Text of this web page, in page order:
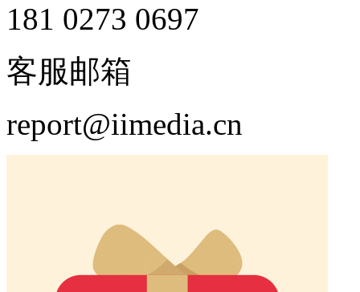
181 0273 0697
客服邮箱
report@iimedia.cn